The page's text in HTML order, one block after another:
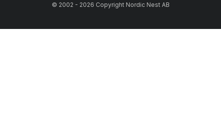
© 2002 - 2026 Copyright Nordic Nest AB